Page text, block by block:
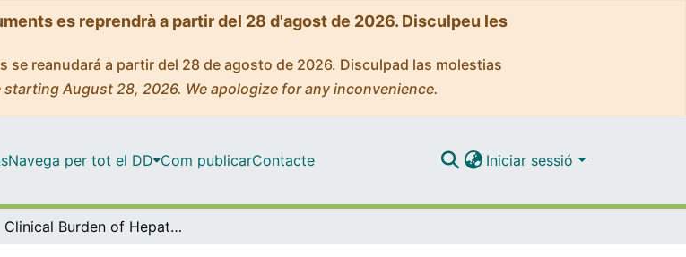
es reprendrà a partir del 28 d'agost de 2026. Disculpeu les
reanudará a partir del 28 de agosto de 2026. Disculpad las molestias
August 28, 2026. We apologize for any inconvenience.
Navega per tot el DD Com publicarContacte Iniciar sessió
Clinical Burden of Hepatitis Delta Virus in Spain: Incidence, Prevalence, and Associated Comorbidities